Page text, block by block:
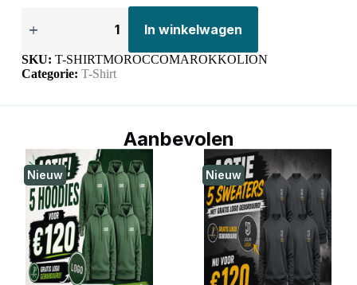
In winkelwagen
SKU: T-SHIRTMOROCCOMAROKKOLION
Categorie: T-Shirt
Aanbevolen
Nieuw Nieuw